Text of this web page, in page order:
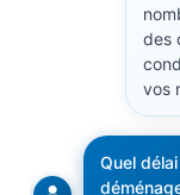
des
vos
Quel